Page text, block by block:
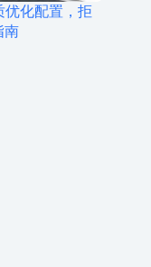
优化配置，拒
南